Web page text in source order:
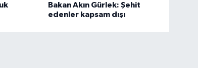
Bakan Akın Gürlek: Şehit
edenler kapsam dışı